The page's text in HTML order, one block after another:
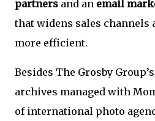
partners and an email
that widens sales channels
more efficient.
Besides The Grosby
archives managed with
of international photo